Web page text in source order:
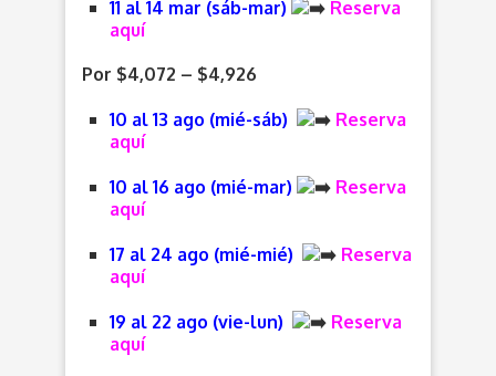
11 al 14 mar (sáb-mar)
Reserva
aquí
Por $4,072 – $4,926
10 al 13 ago (mié-sáb)
Reserva
aquí
10 al 16 ago (mié-mar)
Reserva
aquí
17 al 24 ago (mié-mié)
Reserva
aquí
19 al 22 ago (vie-lun)
Reserva
aquí